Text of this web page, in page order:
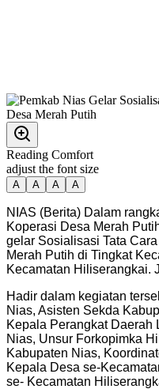
Reading Comfort
adjust the font size
A A A A
NIAS (Berita) Dalam
Koperasi Desa Merah
gelar Sosialisasi Tata
Merah Putih di Tingkat
Kecamatan Hiliserangkai.
Hadir dalam kegiatan
Nias, Asisten Sekda
Kepala Perangkat Daerah
Nias, Unsur Forkopimka
Kabupaten Nias,
Kepala Desa se-
se- Kecamatan